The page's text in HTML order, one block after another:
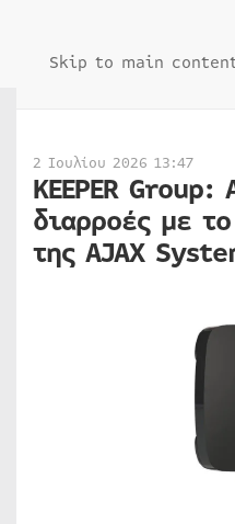
Skip to main
2 Ιουλίου 2026 13:47
KEEPER
διαρροές με
της AJAX